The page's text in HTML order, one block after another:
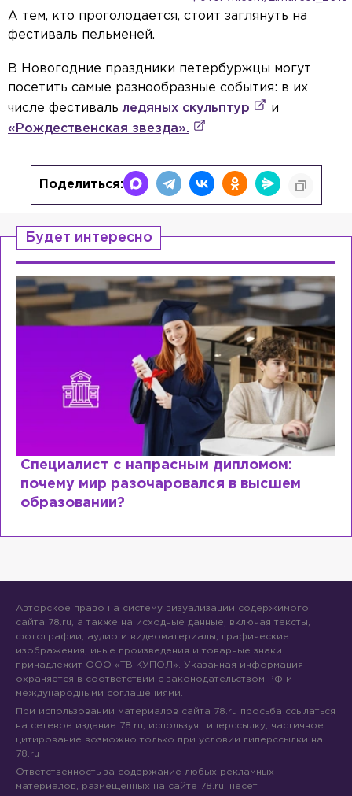
А тем, кто проголодается, стоит заглянуть на
фестиваль пельменей.
В Новогодние праздники петербуржцы могут
посетить самые разнообразные события: в их
числе фестивальледяных скульптур
и
«Рождественская звезда».
Поделиться:
Будет интересно
Специалист с напрасным дипломом:
почему мир разочаровался в высшем
образовании?
Авторское право на систему визуализации содержимого
сайта 78.ru, а также на исходные данные, включая тексты,
фотографии, аудио и видеоматериалы, графические
изображения, иные произведения и товарные знаки
принадлежит ООО «ТВ КУПОЛ». Указанная информация
охраняется в соответствии с законодательством РФ и
международными соглашениями.
При использовании материалов сайта 78.ru просьба ссылаться
на сетевое издание 78.ru, используя гиперссылку, частичное
цитирование возможно только при условии гиперссылки на
78.ru
Ответственность за содержание любых рекламных
материалов, размещенных на сайте 78.ru, несет